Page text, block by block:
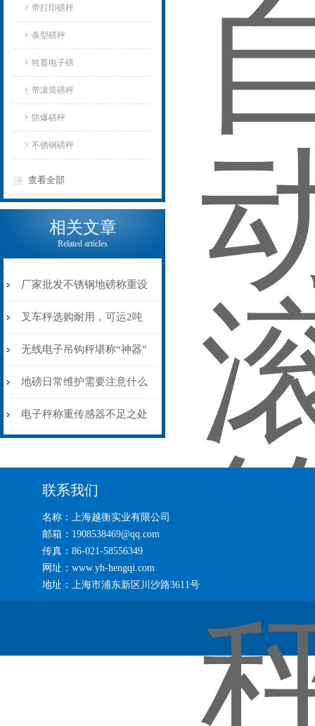
带打印磅秤
条型磅秤
牲畜电子磅
带滚筒磅秤
防爆磅秤
不锈钢磅秤
查看全部
相关文章
Related articles
厂家批发不锈钢地磅称重设
备研究方案
叉车秤选购耐用，可运2吨
以上货物
无线电子吊钩秤堪称“神器”
地磅日常维护需要注意什么
电子秤称重传感器不足之处
联系我们
名称：上海越衡实业有限公司
邮箱：1908538469@qq.com
传真：86-021-58556349
网址：www.yh-hengqi.com
地址：上海市浦东新区川沙路3611号